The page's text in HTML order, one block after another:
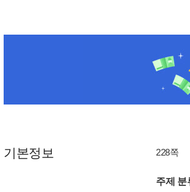
기본정보 228쪽
주제 분